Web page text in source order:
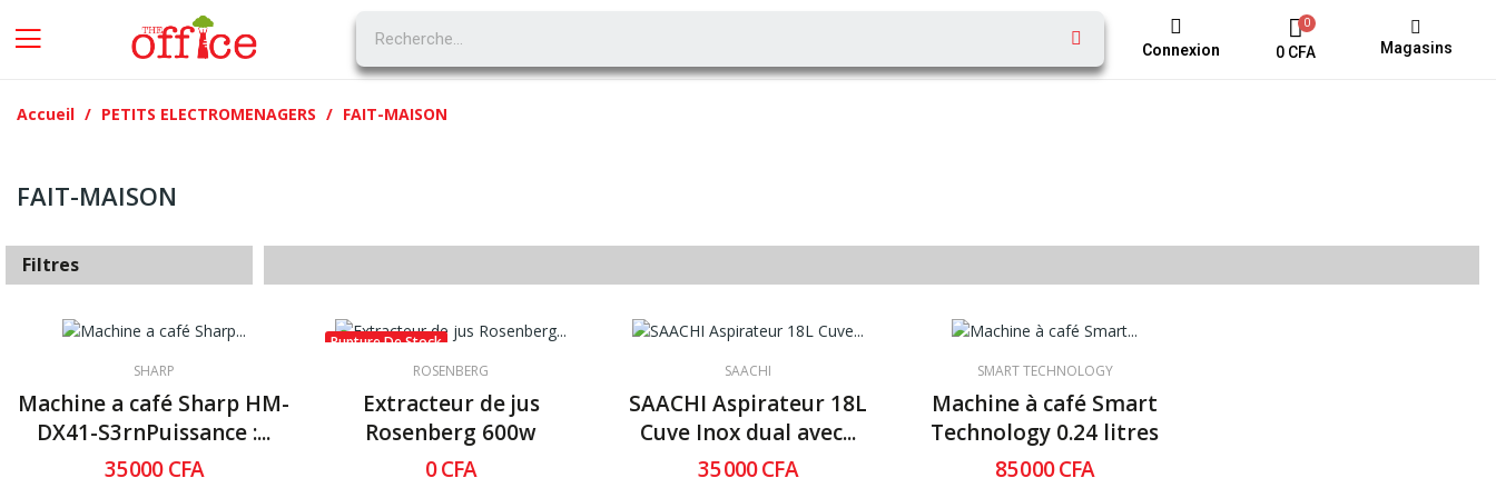
Connexion 0 CFA Magasins
Accueil PETITS ELECTROMENAGERS FAIT-MAISON
FAIT-MAISON
Filtres
SHARP
Machine a café Sharp HM-
DX41-S3rnPuissance :...
35 000 CFA
Rupture De Stock
ROSENBERG
Extracteur de jus
Rosenberg 600w
0 CFA
SAACHI
SAACHI Aspirateur 18L
Cuve Inox dual avec...
35 000 CFA
SMART TECHNOLOGY
Machine à café Smart
Technology 0.24 litres
85 000 CFA